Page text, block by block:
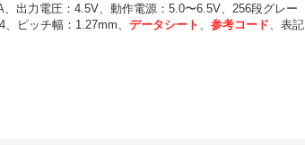
出力電圧：4.5V、動作電源：5.0〜6.5V、256段グレー
ピッチ幅：1.27mm、 データシート 、 参考コード、表記